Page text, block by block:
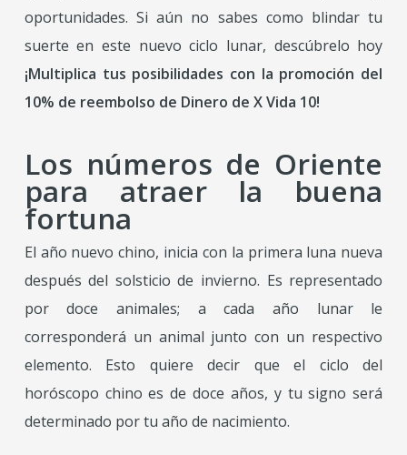
oportunidades. Si aún no sabes como blindar tu
suerte en este nuevo ciclo lunar, descúbrelo hoy
¡Multiplica tus posibilidades con la promoción del
10% de reembolso de Dinero de X Vida 10!
Los números de Oriente
para atraer la buena
fortuna
El año nuevo chino, inicia con la primera luna nueva
después del solsticio de invierno. Es representado
por doce animales; a cada año lunar le
corresponderá un animal junto con un respectivo
elemento. Esto quiere decir que el ciclo del
horóscopo chino es de doce años, y tu signo será
determinado por tu año de nacimiento.